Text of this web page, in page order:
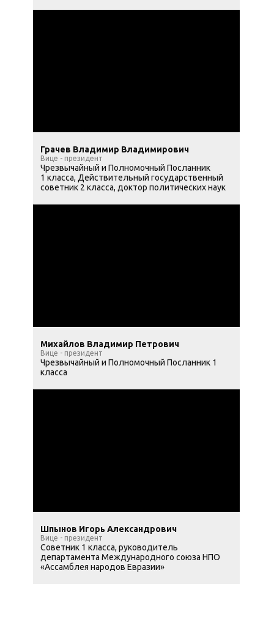
Грачев Владимир Владимирович
Вице - президент
Чрезвычайный и Полномочный Посланник
1 класса, Действительный государственный
советник 2 класса, доктор политических наук
Михайлов Владимир Петрович
Вице - президент
Чрезвычайный и Полномочный Посланник 1
класса
Шпынов Игорь Александрович
Вице - президент
Советник 1 класса, руководитель
департамента Международного союза НПО
«Ассамблея народов Евразии»